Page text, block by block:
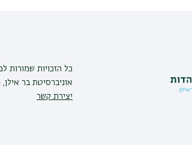
כל הזכויות שמורות
אוניברסיטת בר אילן, רמת גן
יצירת קשר